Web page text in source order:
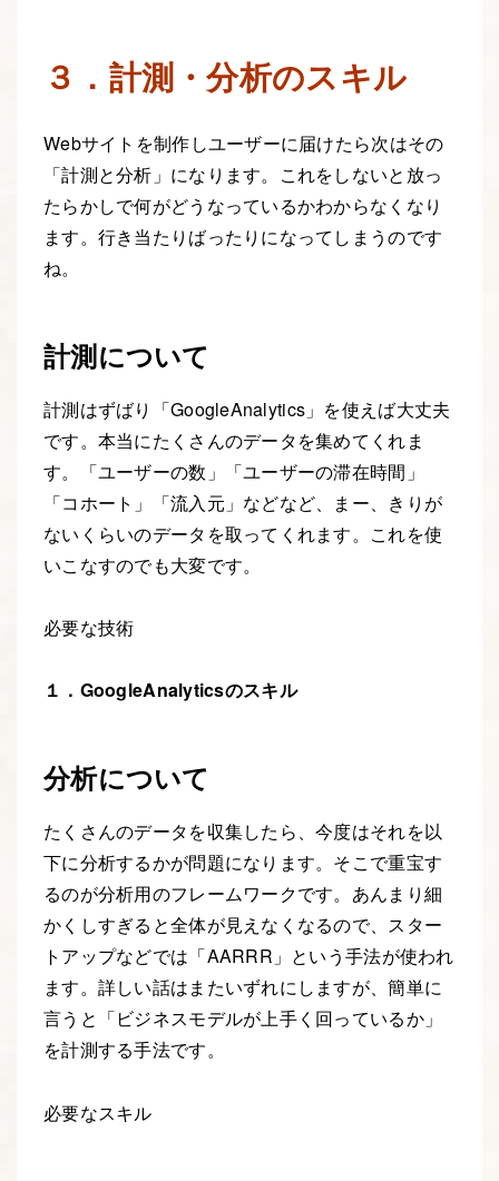
３．計測・分析のスキル
Webサイトを制作しユーザーに届けたら次はその
「計測と分析」になります。これをしないと放っ
たらかしで何がどうなっているかわからなくなり
ます。行き当たりばったりになってしまうのです
ね。
計測について
計測はずばり「GoogleAnalytics」を使えば大丈夫
です。本当にたくさんのデータを集めてくれま
す。「ユーザーの数」「ユーザーの滞在時間」
「コホート」「流入元」などなど、まー、きりが
ないくらいのデータを取ってくれます。これを使
いこなすのでも大変です。
必要な技術
１．GoogleAnalyticsのスキル
分析について
たくさんのデータを収集したら、今度はそれを以
下に分析するかが問題になります。そこで重宝す
るのが分析用のフレームワークです。あんまり細
かくしすぎると全体が見えなくなるので、スター
トアップなどでは「AARRR 」という手法が使われ
ます。詳しい話はまたいずれにしますが、簡単に
言うと「ビジネスモデルが上手く回っているか」
を計測する手法です。
必要なスキル